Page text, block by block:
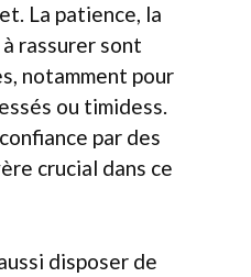
La patience, la
rassurer sont
notamment pour
ou timidess.
par des
crucial dans ce
disposer de